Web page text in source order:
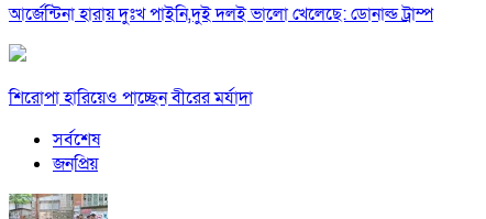
আর্জেন্টিনা হারায় দুঃখ পাইনি,দুই দলই ভালো খেলেছে: ডোনাল্ড ট্রাম্প
শিরোপা হারিয়েও পাচ্ছেন বীরের মর্যাদা
সর্বশেষ
জনপ্রিয়